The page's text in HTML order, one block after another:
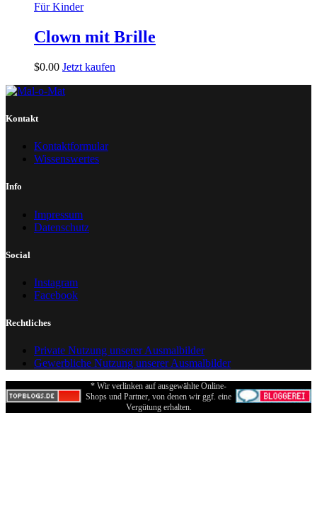
Für Kinder
Clown mit Brille
$0.00 Jetzt kaufen
Kontakt
Kontaktformular
Wissenswertes
Info
Impressum
Datenschutz
Social
Instagram
Facebook
Rechtliches
Private Nutzung unserer Ausmalbilder
Gewerbliche Nutzung unserer Ausmalbilder
* Wir verlinken auf ausgewählte Online-
Shops und Partner, von denen wir ggf. eine
Vergütung erhalten.